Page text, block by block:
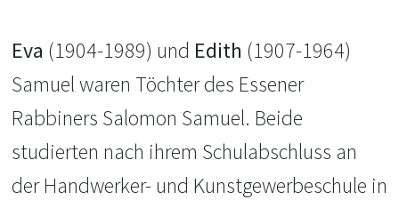
Eva (1904-1989) und Edith (1907-1964)
Samuel waren Töchter des Essener
Rabbiners Salomon Samuel. Beide
studierten nach ihrem Schulabschluss an
der Handwerker- und Kunstgewerbeschule in